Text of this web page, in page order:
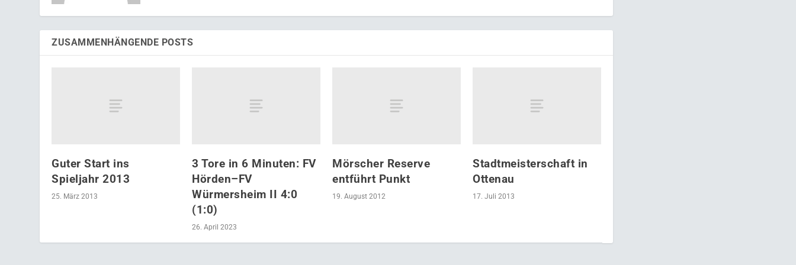
ZUSAMMENHÄNGENDE POSTS
Guter Start ins
Spieljahr 2013
25. März 2013
3 Tore in 6 Minuten: FV
Hörden–FV
Würmersheim II 4:0
(1:0)
26. April 2023
Mörscher Reserve
entführt Punkt
19. August 2012
Stadtmeisterschaft in
Ottenau
17. Juli 2013